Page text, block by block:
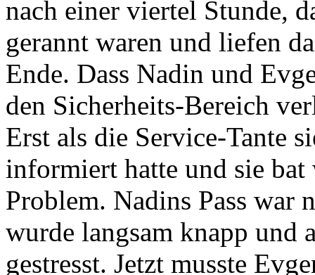
nach einer viertel Stunde,
gerannt waren und liefen
Ende. Dass Nadin und
den Sicherheits-Bereich
Erst als die Service-Tante
informiert hatte und sie bat
Problem. Nadins Pass
wurde langsam knapp
gestresst. Jetzt musste